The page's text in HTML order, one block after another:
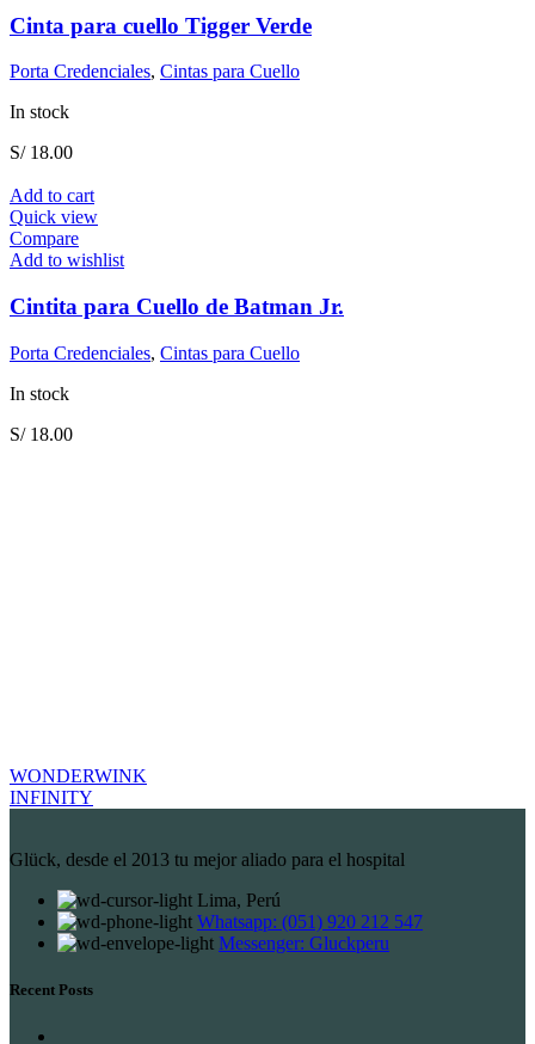
Cinta para cuello Tigger Verde
Porta Credenciales, Cintas para Cuello
In stock
S/18.00
Add to cart
Quick view
Compare
Add to wishlist
Cintita para Cuello de Batman Jr.
Porta Credenciales, Cintas para Cuello
In stock
S/18.00
WONDERWINK
INFINITY
Glück, desde el 2013 tu mejor aliado para el hospital
Lima, Perú
Whatsapp: (051) 920 212 547
Messenger: Gluckperu
Recent Posts